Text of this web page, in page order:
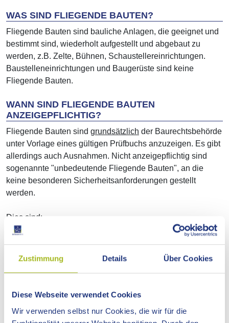
Zustimmung Details Über Cookies
Diese Webseite verwendet Cookies
Wir verwenden selbst nur Cookies, die wir für die
WAS SIND FLIEGENDE BAUTEN?
Fliegende Bauten sind bauliche Anlagen, die geeignet und
bestimmt sind, wiederholt aufgestellt und abgebaut zu
werden, z.B. Zelte, Bühnen, Schaustellereinrichtungen.
Baustelleneinrichtungen und Baugerüste sind keine
Fliegende Bauten.
WANN SIND FLIEGENDE BAUTEN
ANZEIGEPFLICHTIG?
Fliegende Bauten sind grundsätzlich der Baurechtsbehörde
unter Vorlage eines gültigen Prüfbuchs anzuzeigen. Es gibt
allerdings auch Ausnahmen. Nicht anzeigepflichtig sind
sogenannte "unbedeutende Fliegende Bauten", an die
keine besonderen Sicherheitsanforderungen gestellt
werden.
Dies sind:
weniger als 75 m² und einem Abstand einzelner
Bühnen einschließlich Überdachungen und sonstiger